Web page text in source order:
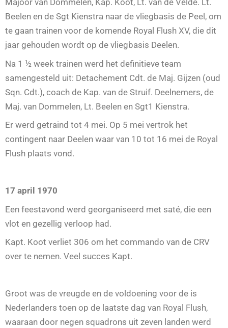
Majoor van Dommelen, Kap. Koot, Lt. van de Velde. Lt.
Beelen en de Sgt Kienstra naar de vliegbasis de Peel, om
te gaan trainen voor de komende Royal Flush XV, die dit
jaar gehouden wordt op de vliegbasis Deelen.
Na 1 ½ week trainen werd het definitieve team
samengesteld uit: Detachement Cdt. de Maj. Gijzen (oud
Sqn. Cdt.), coach de Kap. van de Struif. Deelnemers, de
Maj. van Dommelen, Lt. Beelen en Sgt1 Kienstra.
Er werd getraind tot 4 mei. Op 5 mei vertrok het
contingent naar Deelen waar van 10 tot 16 mei de Royal
Flush plaats vond.
17 april 1970
Een feestavond werd georganiseerd met saté, die een
vlot en gezellig verloop had.
Kapt. Koot verliet 306 om het commando van de CRV
over te nemen. Veel succes Kapt.
Groot was de vreugde en de voldoening voor de is
Nederlanders toen op de laatste dag van Royal Flush,
waaraan door negen squadrons uit zeven landen werd